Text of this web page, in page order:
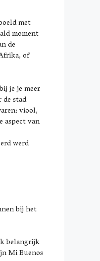
met
moment
de
of
je je meer
stad
viool,
aspect van
werd
bij het
belangrijk
Mi Buenos